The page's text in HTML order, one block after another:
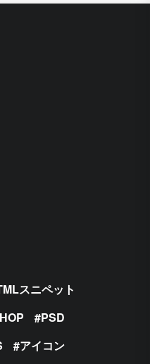
スニペット
PSD
アイコン